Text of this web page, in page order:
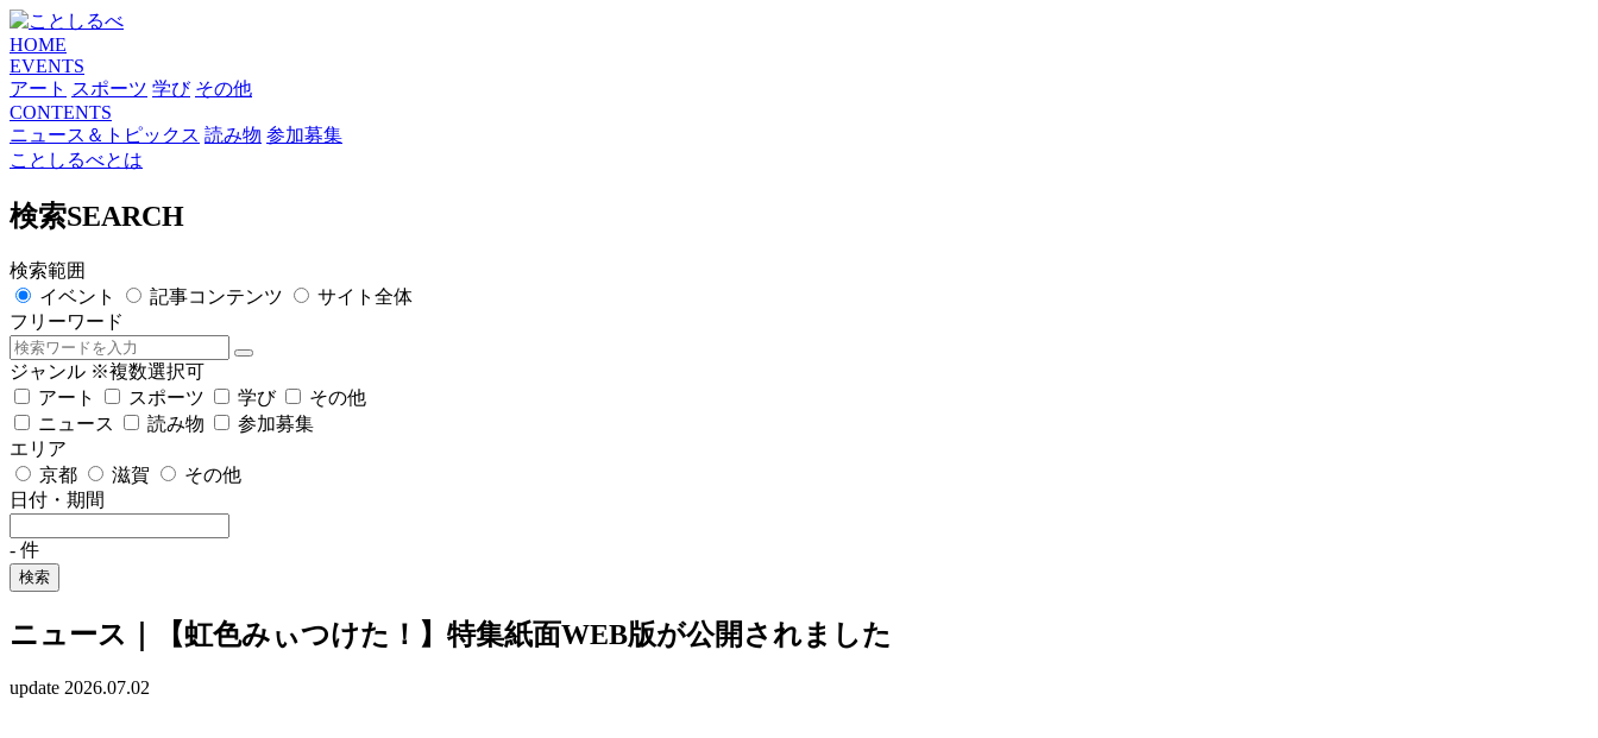
HOME
EVENTS
アート スポーツ 学び その他
CONTENTS
ニュース＆トピックス 読み物 参加募集
ことしるべとは
検索SEARCH
検索範囲
イベント
記事コンテンツ
サイト全体
フリーワード
ジャンル ※複数選択可
アート
スポーツ 学び
その他
ニュース
読み物
参加募集
エリア
京都
滋賀
その他
日付・期間
- 件
検索
ニュース｜【虹色みぃつけた！】特集紙面WEB版が公開されました
update 2026.07.02